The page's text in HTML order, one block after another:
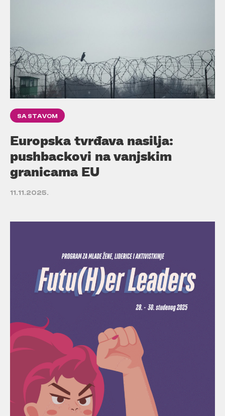
SA STAVOM
Europska tvrđava nasilja:
pushbackovi na vanjskim
granicama EU
11.11.2025.